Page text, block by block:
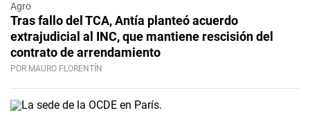
Agro
Tras fallo del TCA, Antía planteó acuerdo
extrajudicial al INC, que mantiene rescisión del
contrato de arrendamiento
POR MAURO FLORENTÍN